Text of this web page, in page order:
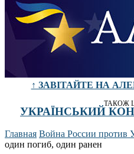
↑ ЗАВІТАЙТЕ НА
ТАКОЖ
УКРАЇНСЬКИЙ
Главная Война России против
один погиб, один ранен